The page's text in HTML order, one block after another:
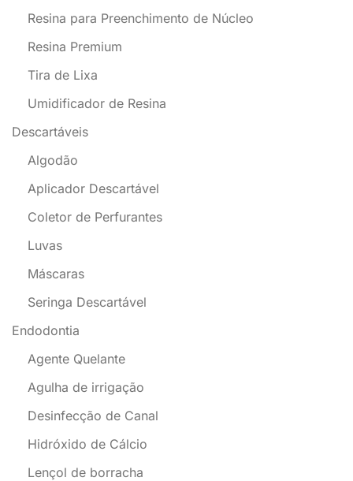
Resina para Preenchimento de Núcleo
Resina Premium
Tira de Lixa
Umidificador de Resina
Descartáveis
Algodão
Aplicador Descartável
Coletor de Perfurantes
Luvas
Máscaras
Seringa Descartável
Endodontia
Agente Quelante
Agulha de irrigação
Desinfecção de Canal
Hidróxido de Cálcio
Lençol de borracha